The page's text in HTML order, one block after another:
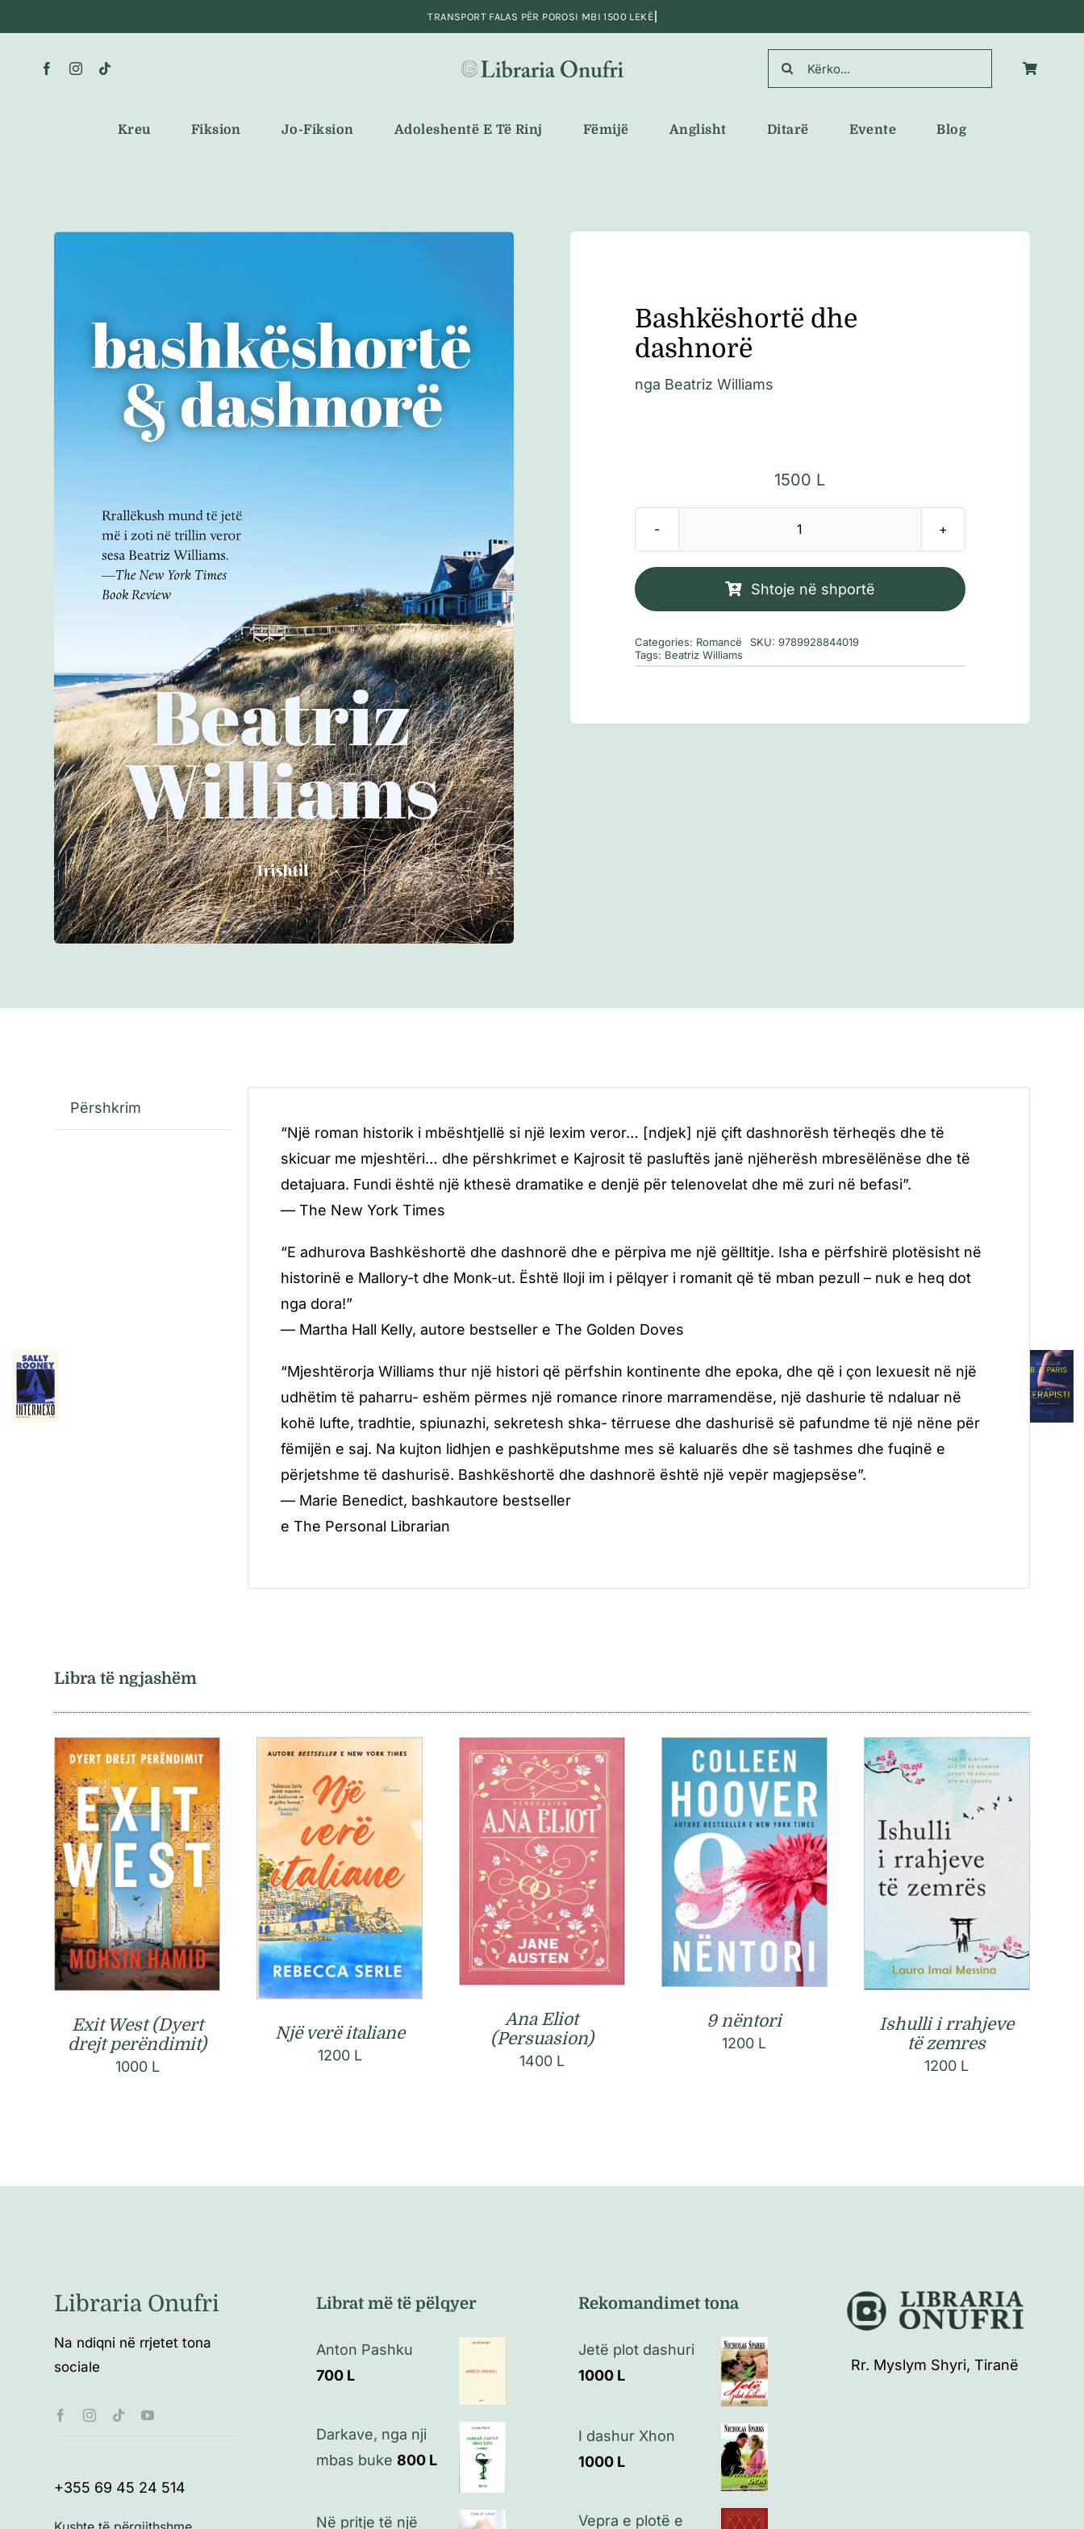
to
content
Search
for:
Kreu Fiksion Jo-Fiksion Adoleshentë E Të Rinj Fëmijë Anglisht Ditarë Evente Blog
Bashkëshortë dhe
dashnorë
nga Beatriz Williams
1500 L
Sasi
dhe
Shtoje në shportë
Categories: Romancë SKU: 9789928844019
Tags: Beatriz Williams
Përshkrim
“Një roman historik i mbështjellë si një lexim veror… [ndjek] një çift dashnorësh tërheqës dhe të
skicuar me mjeshtëri… dhe përshkrimet e Kajrosit të pasluftës janë njëherësh mbresëlënëse dhe të
detajuara. Fundi është një kthesë dramatike e denjë për telenovelat dhe më zuri në befasi”.
— The New York Times
“E adhurova Bashkëshortë dhe dashnorë dhe e përpiva me një gëlltitje. Isha e përfshirë plotësisht në
historinë e Mallory-t dhe Monk-ut. Është lloji im i pëlqyer i romanit që të mban pezull – nuk e heq dot
nga dora!”
— Martha Hall Kelly, autore bestseller e The Golden Doves
“Mjeshtërorja Williams thur një histori që përfshin kontinente dhe epoka, dhe që i çon lexuesit në një
udhëtim të paharru- eshëm përmes një romance rinore marramendëse, një dashurie të ndaluar në
kohë lufte, tradhtie, spiunazhi, sekretesh shka- tërruese dhe dashurisë së pafundme të një nëne për
fëmijën e saj. Na kujton lidhjen e pashkëputshme mes së kaluarës dhe së tashmes dhe fuqinë e
përjetshme të dashurisë. Bashkëshortë dhe dashnorë është një vepër magjepsëse”.
— Marie Benedict, bashkautore bestseller
e The Personal Librarian
Libra të ngjashëm
Exit West (Dyert
drejt perëndimit)
1000 L
Një verë italiane
1200 L
Ana Eliot
(Persuasion)
1400 L
9 nëntori
1200 L
Ishulli i rrahjeve
të zemres
1200 L
Libraria Onufri
Na ndiqni në rrjetet tona
sociale
+355 69 45 24 514
Librat më të pëlqyer
Anton Pashku
700 L
Darkave, nga nji
mbas buke 800 L
Në pritje të një
Rekomandimet tona
Jetë plot dashuri
1000 L
I dashur Xhon
1000 L
Vepra e plotë e
Rr. Myslym Shyri, Tiranë